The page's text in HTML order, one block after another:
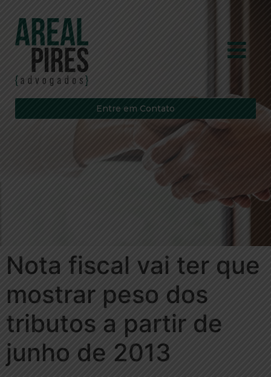
Entre em Contato
Nota fiscal vai ter que
mostrar peso dos
tributos a partir de
junho de 2013